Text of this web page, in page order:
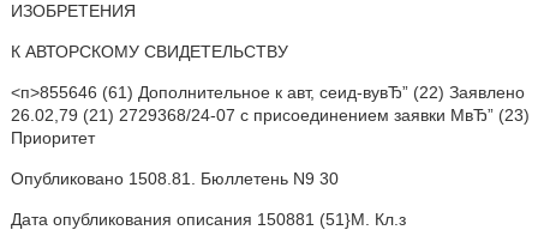
ИЗОБРЕТЕНИЯ
К АВТОРСКОМУ СВИДЕТЕЛЬСТВУ
<п>855646 (61) Дополнительное к авт, сеид-вувЂ” (22) Заявлено
26.02,79 (21) 2729368/24-07 с присоединением заявки МвЂ” (23)
Приоритет
Опубликовано 1508.81. Бюллетень N9 30
Дата опубликования описания 150881 (51}М. Кл.з